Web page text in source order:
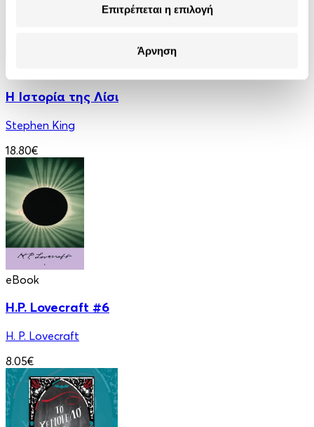
Επιτρέπεται η επιλογή
Άρνηση
Η Ιστορία της Λίσι
Stephen King
18.80€
eBook
H.P. Lovecraft #6
H. P. Lovecraft
8.05€